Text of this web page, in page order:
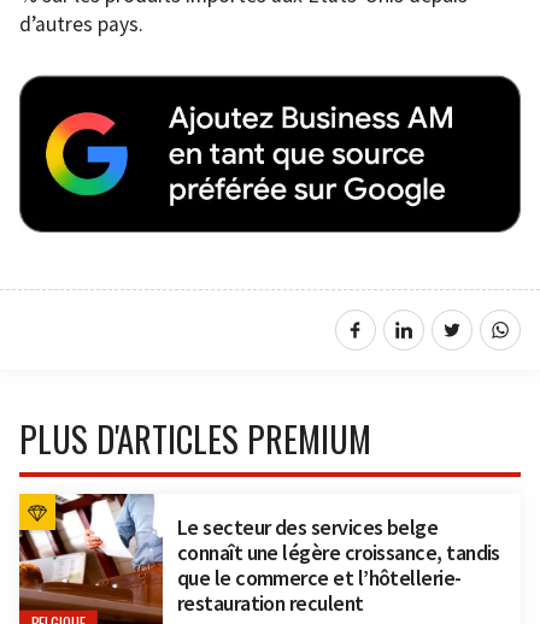
d’autres pays.
PLUS D'ARTICLES PREMIUM
Le secteur des services belge
connaît une légère croissance, tandis
que le commerce et l’hôtellerie-
restauration reculent